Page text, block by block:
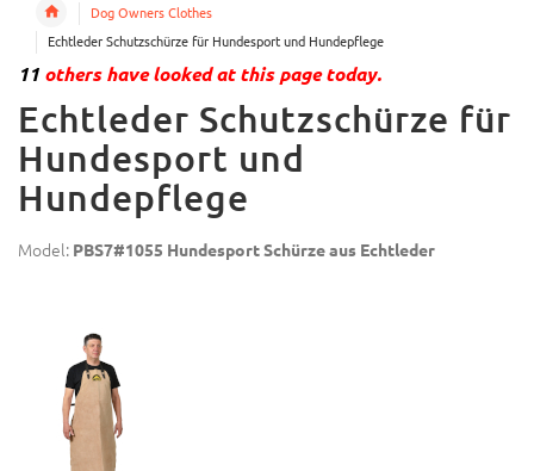
Dog Owners Clothes
Echtleder Schutzschürze für Hundesport und Hundepflege
11 others have looked at this page today.
Echtleder Schutzschürze für
Hundesport und
Hundepflege
Model: PBS7#1055 Hundesport Schürze aus Echtleder